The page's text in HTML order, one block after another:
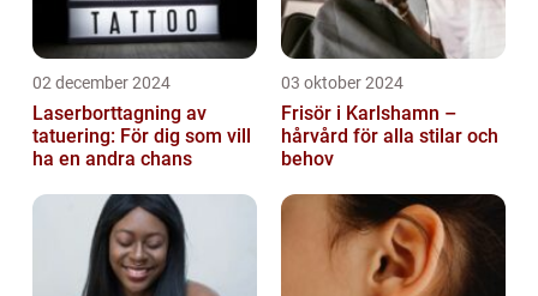
02 december 2024
Laserborttagning av
tatuering: För dig som vill
ha en andra chans
03 oktober 2024
Frisör i Karlshamn –
hårvård för alla stilar och
behov